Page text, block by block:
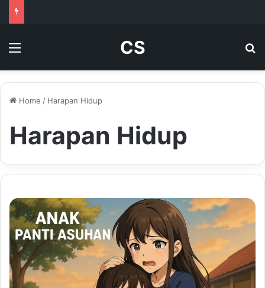
Menu CS
Home / Harapan Hidup
Harapan Hidup